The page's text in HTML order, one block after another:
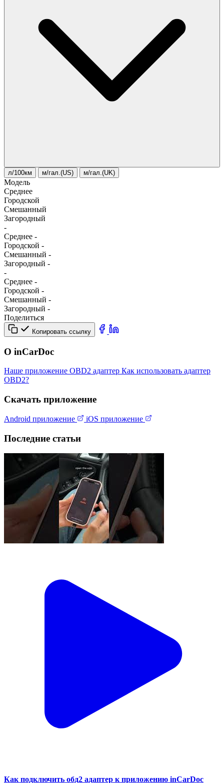
л/100км м/гал.(US) м/гал.(UK)
Модель
Среднее
Городской
Смешанный
Загородный
-
Среднее -
Городской -
Смешанный -
Загородный -
-
Среднее -
Городской -
Смешанный -
Загородный -
Поделиться
Копировать ссылку
О inCarDoc
Наше приложение OBD2 адаптер Как использовать адаптер
OBD2?
Скачать приложение
Android приложение iOS приложение
Последние статьи
Как подключить обд2 адаптер к приложению inCarDoc